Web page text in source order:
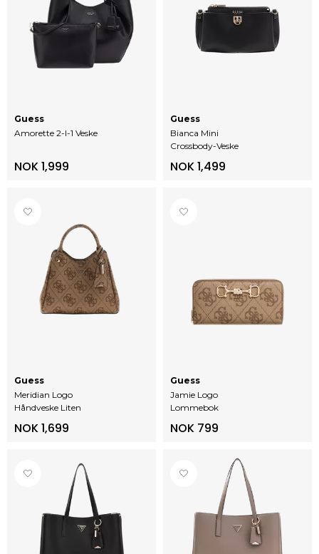
Amorette 2-I-1 Veske
Guess
NOK 1,999
Bianca Mini
Crossbody-Veske
Guess
NOK 1,499
Meridian Logo
Håndveske Liten
Guess
NOK 1,699
Jamie Logo
Lommebok
Guess
NOK 799